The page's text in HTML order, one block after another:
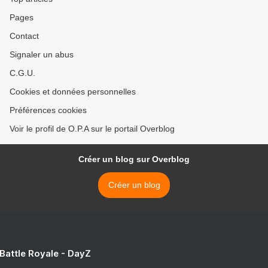
Pages
Contact
Signaler un abus
C.G.U.
Cookies et données personnelles
Préférences cookies
Voir le profil de O.P.A sur le portail Overblog
Créer un blog sur Overblog
Créer un blog
Royale - DayZ